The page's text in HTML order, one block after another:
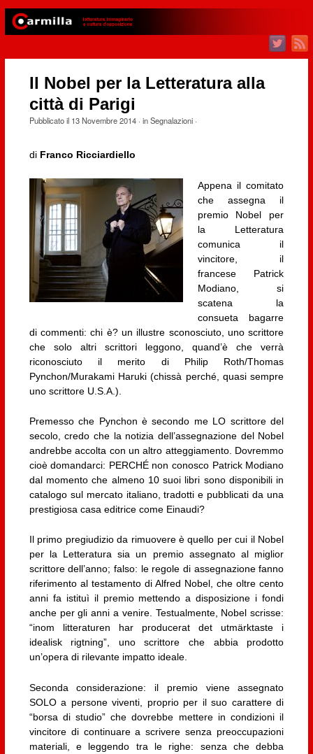
Il Nobel per la Letteratura alla
città di Parigi
Pubblicato il 13 Novembre 2014· inSegnalazioni·
di Franco Ricciardiello
Appena il comitato
che assegna il
premio Nobel per
la Letteratura
comunica il
vincitore, il
francese Patrick
Modiano, si
scatena la
consueta bagarre
di commenti: chi è? un illustre sconosciuto, uno scrittore
che solo altri scrittori leggono, quand’è che verrà
riconosciuto il merito di Philip Roth/Thomas
Pynchon/Murakami Haruki (chissà perché, quasi sempre
uno scrittore U.S.A.).
Premesso che Pynchon è secondo me LO scrittore del
secolo, credo che la notizia dell’assegnazione del Nobel
andrebbe accolta con un altro atteggiamento. Dovremmo
cioè domandarci: PERCHÉ non conosco Patrick Modiano
dal momento che almeno 10 suoi libri sono disponibili in
catalogo sul mercato italiano, tradotti e pubblicati da una
prestigiosa casa editrice come Einaudi?
Il primo pregiudizio da rimuovere è quello per cui il Nobel
per la Letteratura sia un premio assegnato al miglior
scrittore dell’anno; falso: le regole di assegnazione fanno
riferimento al testamento di Alfred Nobel, che oltre cento
anni fa istituì il premio mettendo a disposizione i fondi
anche per gli anni a venire. Testualmente, Nobel scrisse:
“inom litteraturen har producerat det utmärktaste i
idealisk rigtning”, uno scrittore che abbia prodotto
un’opera di rilevante impatto ideale.
Seconda considerazione: il premio viene assegnato
SOLO a persone viventi, proprio per il suo carattere di
“borsa di studio” che dovrebbe mettere in condizioni il
vincitore di continuare a scrivere senza preoccupazioni
materiali, e leggendo tra le righe: senza che debba